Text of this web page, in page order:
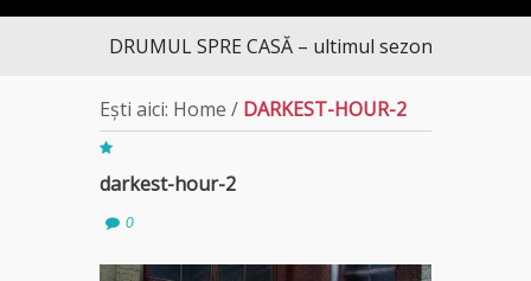
DRUMUL SPRE CASĂ – ultimul sezon te aduce la
Ești aici: Home / DARKEST-HOUR-2
darkest-hour-2
0